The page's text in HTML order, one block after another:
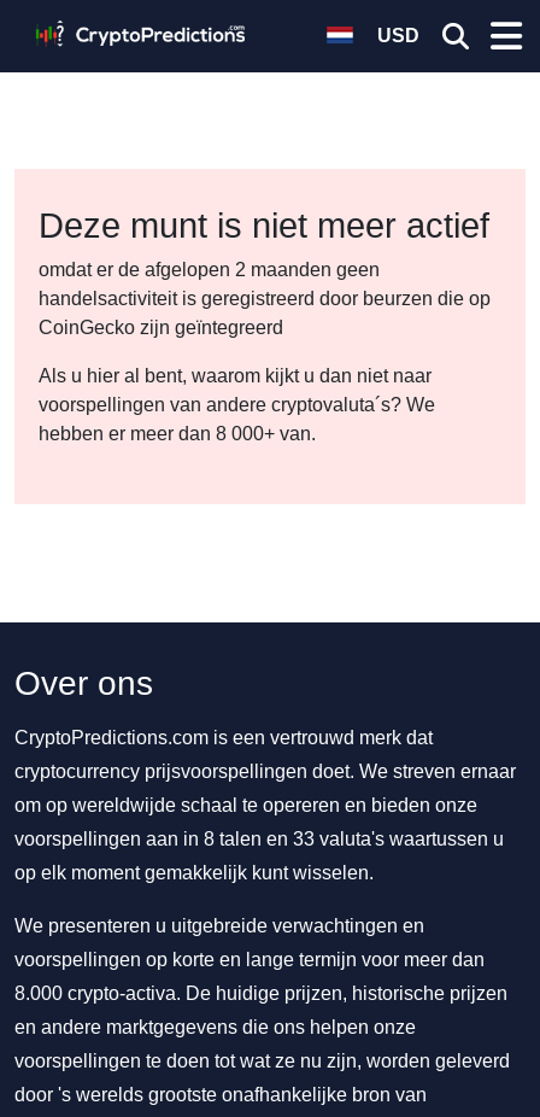
USD
Deze munt is niet meer actief
omdat er de afgelopen 2 maanden geen
handelsactiviteit is geregistreerd door beurzen die op
CoinGecko zijn geïntegreerd
Als u hier al bent, waarom kijkt u dan niet naar
voorspellingen van andere cryptovaluta´s? We
hebben er meer dan 8 000+ van.
Over ons
CryptoPredictions.com is een vertrouwd merk dat
cryptocurrency prijsvoorspellingen doet. We streven ernaar
om op wereldwijde schaal te opereren en bieden onze
voorspellingen aan in 8 talen en 33 valuta's waartussen u
op elk moment gemakkelijk kunt wisselen.
We presenteren u uitgebreide verwachtingen en
voorspellingen op korte en lange termijn voor meer dan
8.000 crypto-activa. De huidige prijzen, historische prijzen
en andere marktgegevens die ons helpen onze
voorspellingen te doen tot wat ze nu zijn, worden geleverd
door 's werelds grootste onafhankelijke bron van